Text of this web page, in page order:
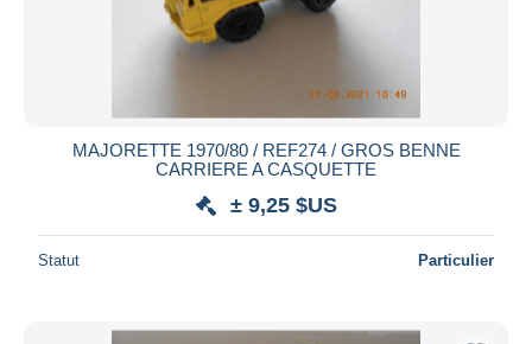
MAJORETTE 1970/80 / REF274 / GROS BENNE
CARRIERE A CASQUETTE
± 9,25 $US
Statut Particulier